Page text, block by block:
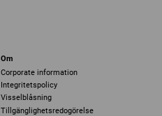
Om
Corporate information
Integritetspolicy
Visselblåsning
Tillgänglighetsredogörelse